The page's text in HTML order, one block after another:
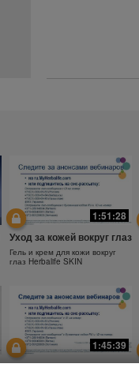
1:51:28
Уход за кожей вокруг глаз
Гель и крем для кожи вокруг
глаз Herbalife SKIN
1:45:39
Защита от солнца.